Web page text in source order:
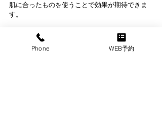
肌に合ったものを使うことで効果が期待できま
す。
間違ったムダ毛処理の手順を踏むとよりお肌を
Phone WEB予約